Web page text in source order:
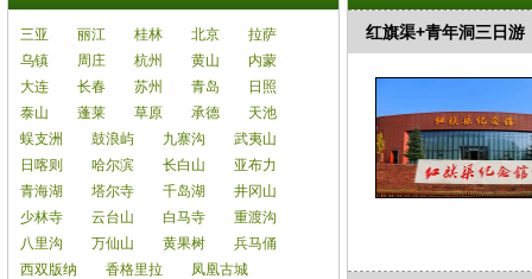
三亚 丽江 桂林 北京
拉萨
乌镇
周庄 杭州 黄山
内蒙
大连
长春 苏州 青岛
日照
泰山
蓬莱 草原 承德
天池
蜈支洲
鼓浪屿 九寨沟
武夷山
日喀则
哈尔滨 长白山
亚布力
青海湖
塔尔寺 千岛湖
井冈山
少林寺
云台山 白马寺
重渡沟
八里沟
万仙山 黄果树
兵马俑
西双版纳
香格里拉
凤凰古城
红旗渠+青年洞三日游